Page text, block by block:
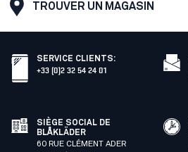
TROUVER UN MAGASIN
SERVICE CLIENTS:
+33 (0)2 32 54 24 01
SIÈGE SOCIAL DE
BLÅKLÄDER
60 RUE CLÉMENT ADER